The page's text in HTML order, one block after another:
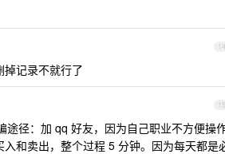
14
记录不就行了
15
径：加 qq 好友，因为自己职业不方便操
和卖出，整个过程 5 分钟。因为每天都是